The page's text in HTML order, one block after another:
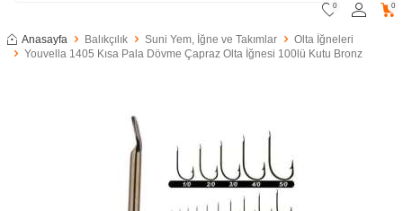
0 0
Anasayfa Balıkçılık Suni Yem, İğne ve Takımlar
Olta İğneleri
Youvella 1405 Kısa Pala Dövme Çapraz Olta İğnesi 100lü Kutu Bronz